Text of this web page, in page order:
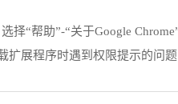
“帮助”-“关于Google
展程序时遇到权限提示的问题